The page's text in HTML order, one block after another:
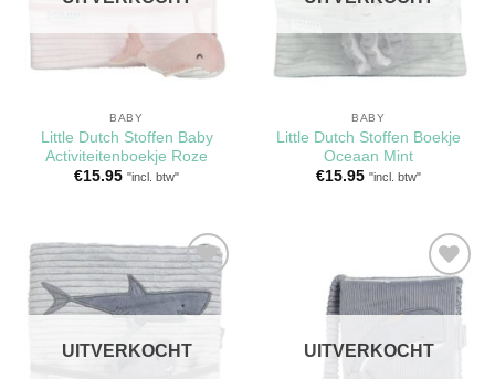
BABY
Little Dutch Stoffen Baby
Activiteitenboekje Roze
€15.95 "incl. btw"
BABY
Little Dutch Stoffen Boekje
Oceaan Mint
€15.95 "incl. btw"
Toevoegen
aan
verlanglijst
UITVERKOCHT
Toevoegen
aan
UITVERKOCHT